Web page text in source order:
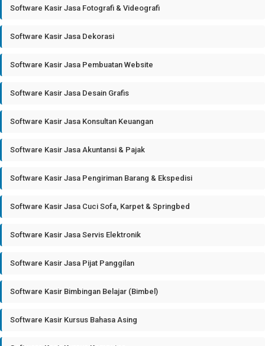
Software Kasir Jasa Fotografi & Videografi
Software Kasir Jasa Dekorasi
Software Kasir Jasa Pembuatan Website
Software Kasir Jasa Desain Grafis
Software Kasir Jasa Konsultan Keuangan
Software Kasir Jasa Akuntansi & Pajak
Software Kasir Jasa Pengiriman Barang & Ekspedisi
Software Kasir Jasa Cuci Sofa, Karpet & Springbed
Software Kasir Jasa Servis Elektronik
Software Kasir Jasa Pijat Panggilan
Software Kasir Bimbingan Belajar (Bimbel)
Software Kasir Kursus Bahasa Asing